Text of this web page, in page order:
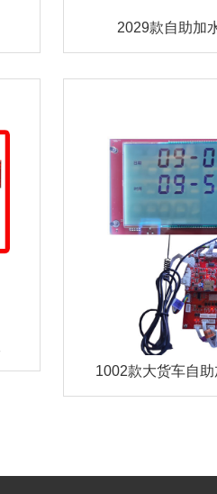
2029款自助加
1002款大货车自